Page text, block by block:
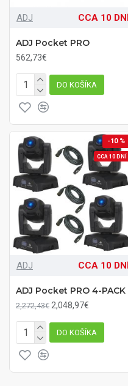
ADJ CCA 10 DNÍ
ADJ Pocket PRO
562,73€
DO KOŠÍKA
-10 %
CCA 10 DNÍ
ADJ CCA 10 DNÍ
ADJ Pocket PRO 4-PACK
2,272,43€ 2,048,97€
DO KOŠÍKA